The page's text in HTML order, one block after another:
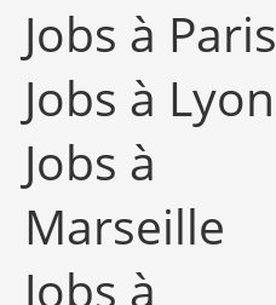
Jobs à Paris
Jobs à Lyon
Jobs à
Marseille
Jobs à